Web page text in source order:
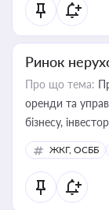
Ринок
Про що тема:
оренди та
бізнесу,
ЖКГ, ОСББ